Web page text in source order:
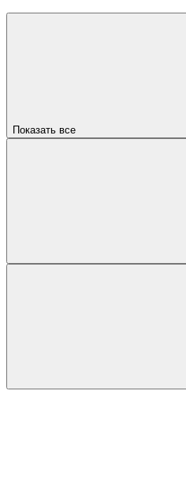
Показать все